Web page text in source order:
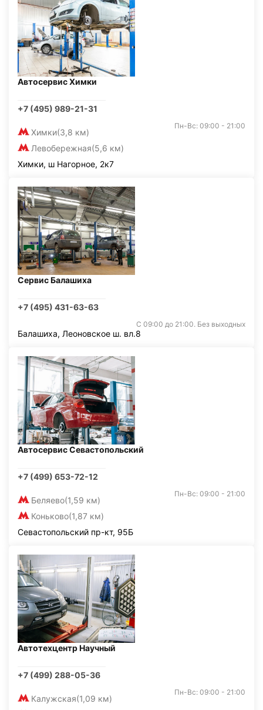
Автосервис Химки
+7 (495) 989-21-31
Химки(3,8 км)
Левобережная(5,6 км)
Пн-Вс: 09:00 - 21:00
Химки, ш Нагорное, 2к7
Сервис Балашиха
+7 (495) 431-63-63
С 09:00 до 21:00. Без выходных
Балашиха, Леоновское ш. вл.8
Автосервис Севастопольский
+7 (499) 653-72-12
Беляево(1,59 км)
Коньково(1,87 км)
Пн-Вс: 09:00 - 21:00
Севастопольский пр-кт, 95Б
Автотехцентр Научный
+7 (499) 288-05-36
Калужская(1,09 км)
Пн-Вс: 09:00 - 21:00